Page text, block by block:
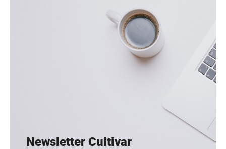
Newsletter Cultivar